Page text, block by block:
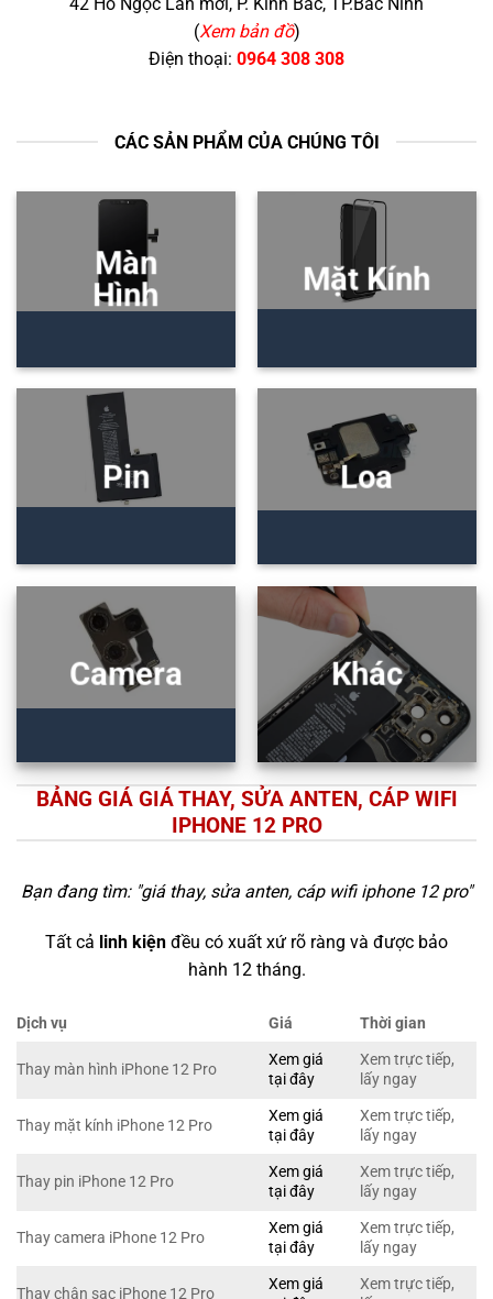
(Xem bản đồ)
Điện thoại: 0964 308 308
CÁC SẢN PHẨM CỦA CHÚNG TÔI
Màn
Hình
Mặt Kính
Pin Loa
Camera Khác
BẢNG GIÁ GIÁ THAY, SỬA ANTEN, CÁP WIFI
IPHONE 12 PRO
Bạn đang tìm: "giá thay, sửa anten, cáp wifi iphone 12 pro"
Tất cả linh kiện đều có xuất xứ rõ ràng và được bảo
hành 12 tháng.
Dịch vụ Giá Thời gian
Thay màn hình iPhone 12 Pro
Xem giá
tại đây
Xem trực tiếp,
lấy ngay
Thay mặt kính iPhone 12 Pro
Xem giá
tại đây
Xem trực tiếp,
lấy ngay
Thay pin iPhone 12 Pro
Xem giá
tại đây
Xem trực tiếp,
lấy ngay
Thay camera iPhone 12 Pro
Xem giá
tại đây
Xem trực tiếp,
lấy ngay
Thay chân sạc iPhone 12 Pro
Xem giá
Xem trực tiếp,